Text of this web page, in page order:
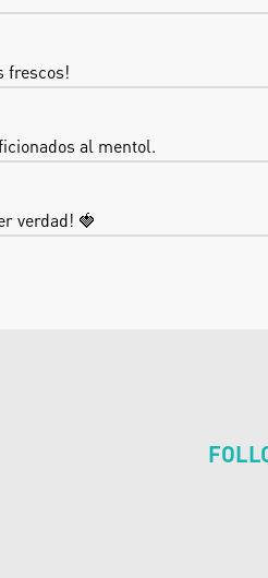
frescos!
al mentol.
verdad! 🍓